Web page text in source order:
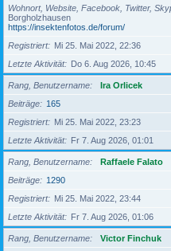
Wohnort, Website, Facebook, Twitter,
Borgholzhausen
https://insektenfotos.de/forum/
Registriert
Mi 25. Mai 2022, 22:36
Letzte Aktivität
Do 6. Aug 2026, 10:45
Rang, Benutzername
Ira Orlicek
Beiträge
165
Registriert
Mi 25. Mai 2022, 23:23
Letzte Aktivität
Fr 7. Aug 2026, 01:01
Rang, Benutzername
Raffaele Falato
Beiträge
1290
Registriert
Mi 25. Mai 2022, 23:44
Letzte Aktivität
Fr 7. Aug 2026, 01:06
Rang, Benutzername
Victor Finchuk